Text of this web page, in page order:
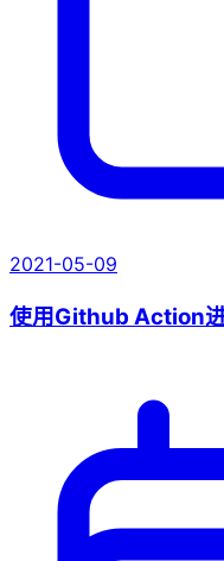
2021-05-09
使用Github Action